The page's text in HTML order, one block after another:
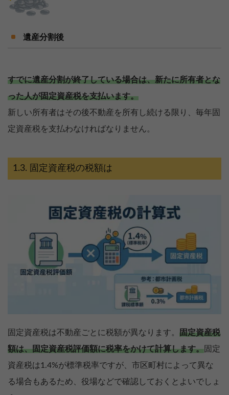
遺産分割後
すでに遺産分割が終了している場合は、新たに所有者とな
った人が固定資産税を支払います。
新しい所有者はその後不動産を所有し続ける限り、毎年固
定資産税を支払わなければなりません。
固定資産税の税額は
固定資産税は不動産ごとに税額が異なります。 固定資産税
額は、固定資産税評価額に税率をかけて計算します。固定
資産税は1.4%が標準税率ですが、市区町村によって異な
る場合もあるため、役場などで確認しておくとよいでしょ